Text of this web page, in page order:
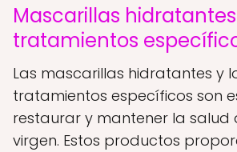
Mascarillas
tratamientos
Las mascarillas hidratantes y
tratamientos específicos son
restaurar y mantener la salud
virgen. Estos productos